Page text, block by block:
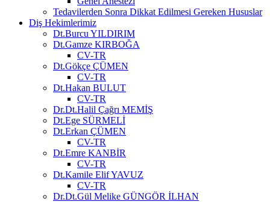
Tedavilerden Sonra Dikkat Edilmesi Gereken Hususlar
Diş Hekimlerimiz
Dt.Burcu YILDIRIM
Dt.Gamze KIRBOĞA
CV-TR
Dt.Gökçe ÇÜMEN
CV-TR
Dt.Hakan BULUT
CV-TR
Dr.Dt.Halil Çağrı MEMİŞ
Dt.Ege SÜRMELİ
Dt.Erkan ÇÜMEN
CV-TR
Dt.Emre KANBİR
CV-TR
Dt.Kamile Elif YAVUZ
CV-TR
Dr.Dt.Gül Melike GÜNGÖR İLHAN